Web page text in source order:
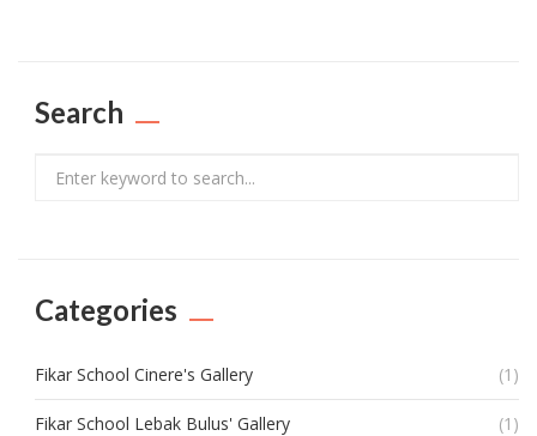
Search
Categories
Fikar School Cinere's Gallery (1)
Fikar School Lebak Bulus' Gallery (1)